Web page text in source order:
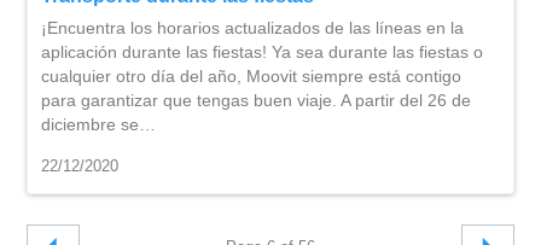
¡Encuentra los horarios actualizados de las líneas en la
aplicación durante las fiestas! Ya sea durante las fiestas o
cualquier otro día del año, Moovit siempre está contigo
para garantizar que tengas buen viaje. A partir del 26 de
diciembre se…
22/12/2020